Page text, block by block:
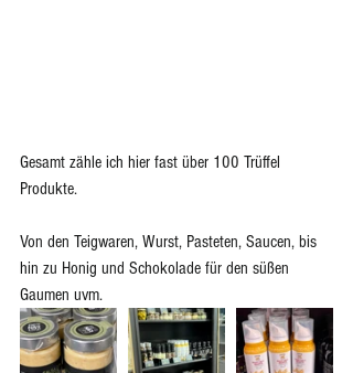
Gesamt zähle ich hier fast über 100 Trüffel
Produkte.
Von den Teigwaren, Wurst, Pasteten, Saucen, bis
hin zu Honig und Schokolade für den süßen
Gaumen uvm.